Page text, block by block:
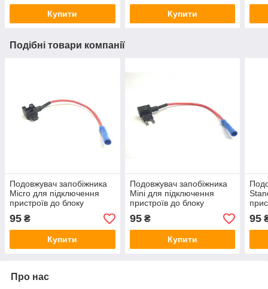
Купити Купити
Подібні товари компанії
Подовжувач запобіжника
Micro для підключення
пристроїв до блоку
95 ₴
Купити
Подовжувач запобіжника
Mini для підключення
пристроїв до блоку
95₴
Купити
95
Про нас